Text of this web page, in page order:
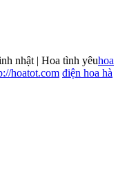
nhật | Hoa tình yêuhoa
hoatot.com điện hoa hà